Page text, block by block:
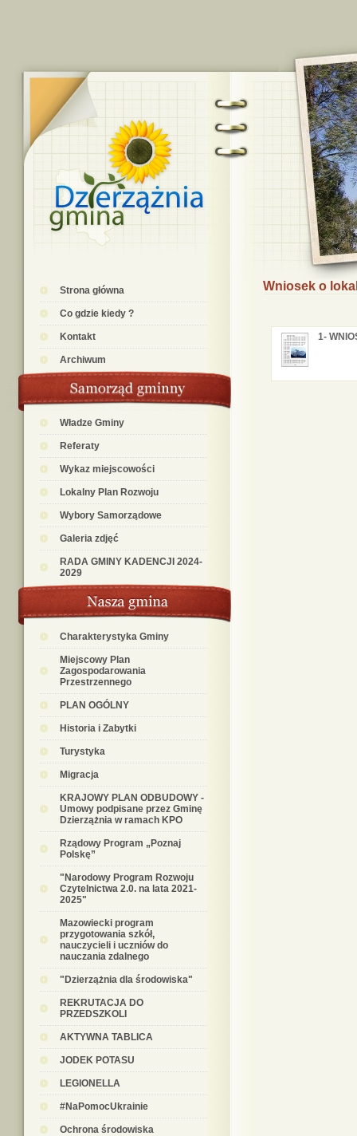
Strona główna
Co gdzie kiedy ?
Kontakt
Archiwum
Władze Gminy
Referaty
Wykaz miejscowości
Lokalny Plan Rozwoju
Wybory Samorządowe
Galeria zdjęć
RADA GMINY KADENCJI 2024-
2029
Charakterystyka Gminy
Miejscowy Plan
Zagospodarowania
Przestrzennego
PLAN OGÓLNY
Historia i Zabytki
Turystyka
Migracja
KRAJOWY PLAN ODBUDOWY -
Umowy podpisane przez Gminę
Dzierzążnia w ramach KPO
Rządowy Program „Poznaj
Polskę”
"Narodowy Program Rozwoju
Czytelnictwa 2.0. na lata 2021-
2025"
Mazowiecki program
przygotowania szkół,
nauczycieli i uczniów do
nauczania zdalnego
"Dzierzążnia dla środowiska"
REKRUTACJA DO
PRZEDSZKOLI
AKTYWNA TABLICA
JODEK POTASU
LEGIONELLA
#NaPomocUkrainie
Ochrona środowiska
Wniosek o
1-